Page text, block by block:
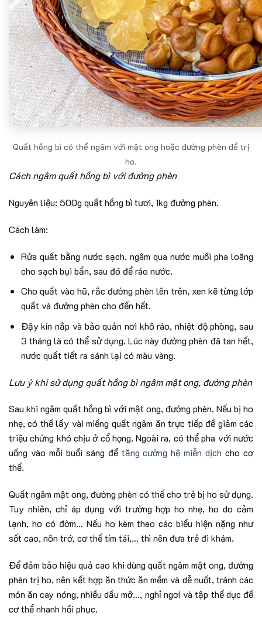
Quất hồng bì có thể ngâm với mật ong hoặc đường phèn để trị
ho.
Cách ngâm quất hồng bì với đường phèn
Nguyên liệu: 500g quất hồng bì tươi, 1kg đường phèn.
Cách làm:
Rửa quất bằng nước sạch, ngâm qua nước muối pha loãng
cho sạch bụi bẩn, sau đó để ráo nước.
Cho quất vào hũ, rắc đường phèn lên trên, xen kẽ từng lớp
quất và đường phèn cho đến hết.
Đậy kín nắp và bảo quản nơi khô ráo, nhiệt độ phòng, sau
3 tháng là có thể sử dụng. Lúc này đường phèn đã tan hết,
nước quất tiết ra sánh lại có màu vàng.
Lưu ý khi sử dụng quất hồng bì ngâm mật ong, đường phèn
Sau khi ngâm quất hồng bì với mật ong, đường phèn. Nếu bị ho
nhẹ, có thể lấy vài miếng quất ngâm ăn trực tiếp để giảm các
triệu chứng khó chịu ở cổ họng. Ngoài ra, có thể pha với nước
uống vào mỗi buổi sáng để tăng cường hệ miễn dịch cho cơ
thể.
Quất ngâm mật ong, đường phèn có thể cho trẻ bị ho sử dụng.
Tuy nhiên, chỉ áp dụng với trường hợp ho nhẹ, ho do cảm
lạnh, ho có đờm… Nếu ho kèm theo các biểu hiện nặng như
sốt cao, nôn trớ, cơ thể tím tái,… thì nên đưa trẻ đi khám.
Để đảm bảo hiệu quả cao khi dùng quất ngâm mật ong, đường
phèn trị ho, nên kết hợp ăn thức ăn mềm và dễ nuốt, tránh các
món ăn cay nóng, nhiều dầu mỡ…, nghỉ ngơi và tập thể dục để
cơ thể nhanh hồi phục.